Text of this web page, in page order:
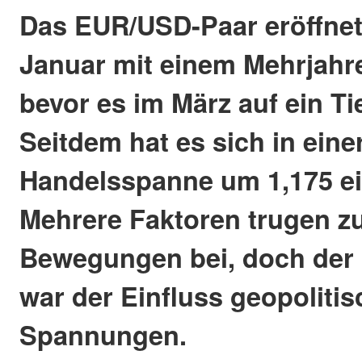
Das EUR/USD-Paar
Januar mit einem
bevor es im März auf ein
Seitdem hat es sich in
Handelsspanne um 1,175
Mehrere Faktoren trugen
Bewegungen bei, doch
war der Einfluss
Spannungen.